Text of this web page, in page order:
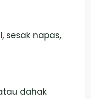
sesak napas,
dahak